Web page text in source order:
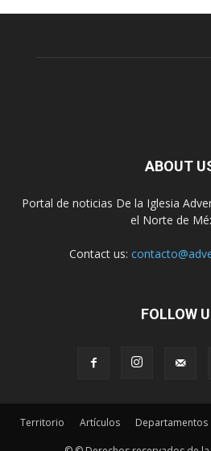
ABOUT
Portal de noticias De la Iglesia
el Norte de
Contact us:
FOLLOW
Territorio Artículos Departamentos